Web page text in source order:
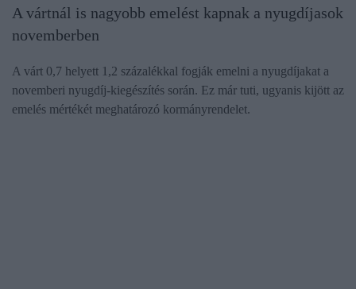
A vártnál is nagyobb emelést kapnak a nyugdíjasok
novemberben
A várt 0,7 helyett 1,2 százalékkal fogják emelni a nyugdíjakat a
novemberi nyugdíj-kiegészítés során. Ez már tuti, ugyanis kijött az
emelés mértékét meghatározó kormányrendelet.